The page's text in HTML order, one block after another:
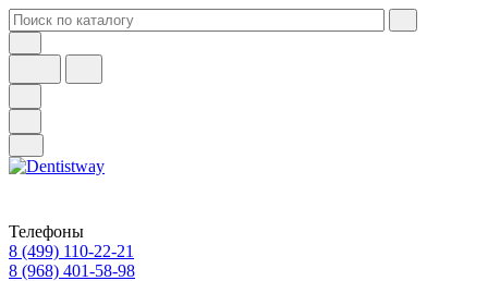
Телефоны
8 (499) 110-22-21
8 (968) 401-58-98